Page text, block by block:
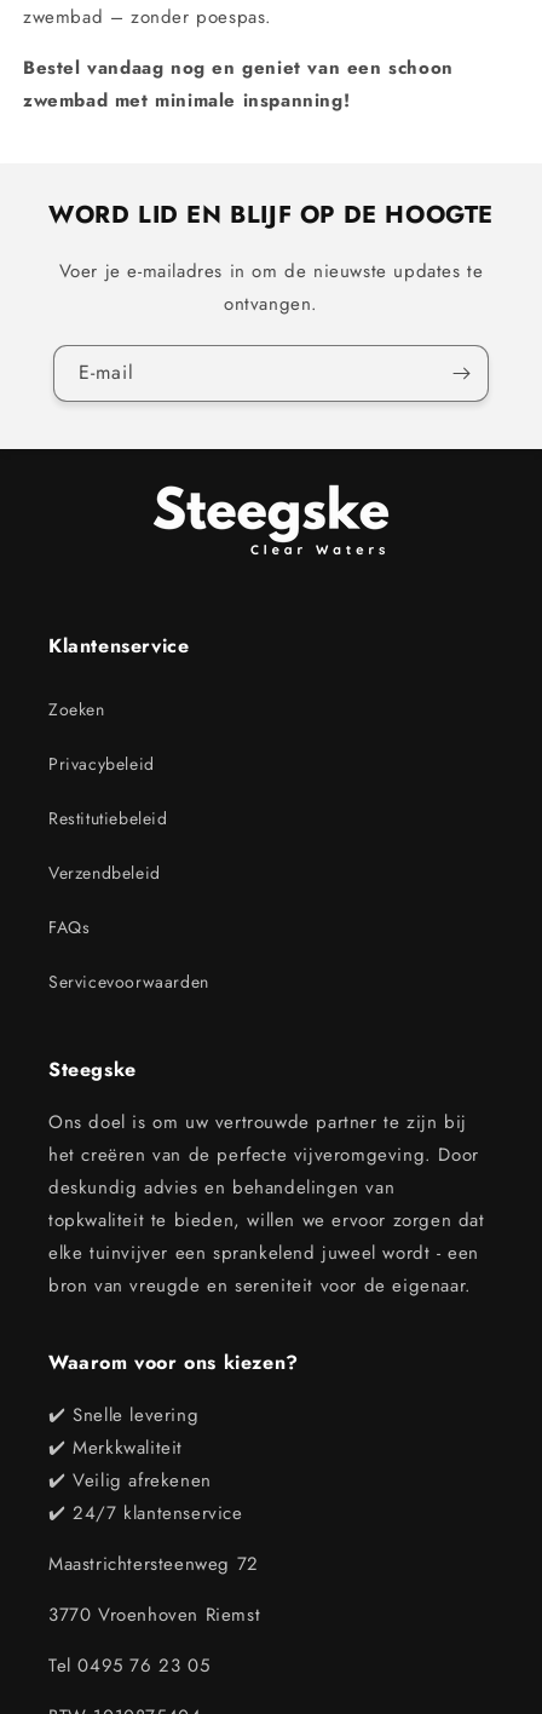
zwembad – zonder poespas.
Bestel vandaag nog en geniet van een schoon
zwembad met minimale inspanning!
WORD LID EN BLIJF OP DE HOOGTE
Voer je e-mailadres in om de nieuwste updates te
ontvangen.
E‑mail
Klantenservice
Zoeken
Privacybeleid
Restitutiebeleid
Verzendbeleid
FAQs
Servicevoorwaarden
Steegske
Ons doel is om uw vertrouwde partner te zijn bij
het creëren van de perfecte vijveromgeving. Door
deskundig advies en behandelingen van
topkwaliteit te bieden, willen we ervoor zorgen dat
elke tuinvijver een sprankelend juweel wordt - een
bron van vreugde en sereniteit voor de eigenaar.
Waarom voor ons kiezen?
✔️ Snelle levering
✔️ Merkkwaliteit
✔️ Veilig afrekenen
✔️ 24/7 klantenservice
Maastrichtersteenweg 72
3770 Vroenhoven Riemst
Tel 0495 76 23 05